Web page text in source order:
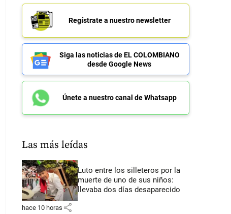
Regístrate a nuestro newsletter
Siga las noticias de EL COLOMBIANO
desde Google News
Únete a nuestro canal de Whatsapp
Las más leídas
Luto entre los silleteros por la
muerte de uno de sus niños:
llevaba dos días desaparecido
hace 10 horas share